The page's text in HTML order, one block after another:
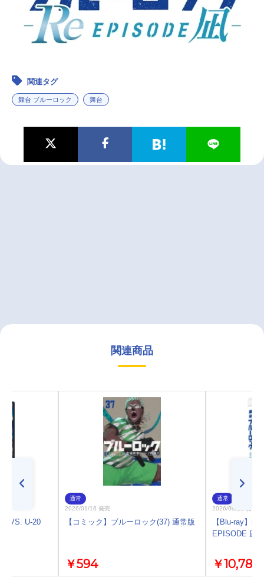
関連タグ
舞台 ブルーロック 舞台
関連商品
VS. U-20
通常
2026/01/16 発売
【コミック】ブルーロック(37) 通常版
￥594
通常
2026/09/25 発売
【Blu-ray】
EPISODE 凪-
￥10,780